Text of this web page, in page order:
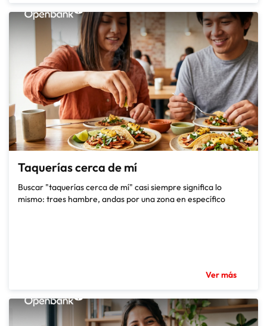
Taquerías cerca de mí
Buscar "taquerías cerca de mí" casi siempre significa lo
mismo: traes hambre, andas por una zona en específico
Ver más